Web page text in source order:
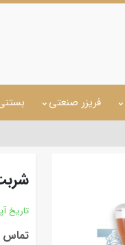
فریزر صنعتی
تاریخ
تماس